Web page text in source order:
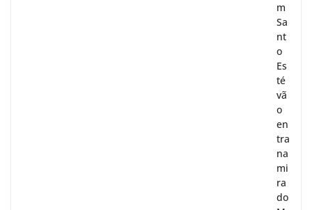
m
Sa
nt
o
Es
té
vã
o
en
tra
na
mi
ra
do